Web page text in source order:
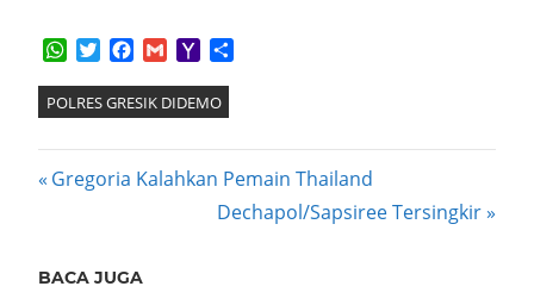
WhatsApp
TwitterFacebook
GmailYahoo
POLRES GRESIK DIDEMO
Post
Previous
Gregoria Kalahkan Pemain Thailand
Next
Dechapol/Sapsiree Tersingkir
BACA JUGA